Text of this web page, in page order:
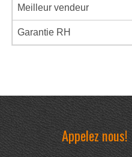
Meilleur vendeur
Garantie RH
Appelez